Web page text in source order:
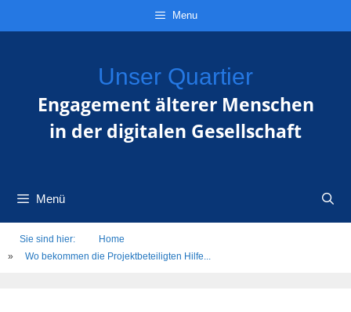
Menu
Unser Quartier
Engagement älterer Menschen
in der digitalen Gesellschaft
Menü
Sie sind hier:
Home
»
Wo bekommen die Projektbeteiligten Hilfe...